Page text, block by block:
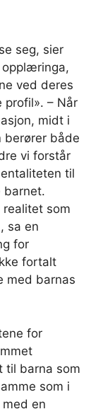
seg, sier
opplæringa,
ved deres
profil». – Når
midt i
berører både
vi forstår
til
barnet.
som
sa en
for
fortalt
med barnas
for
til barna som
som i
en